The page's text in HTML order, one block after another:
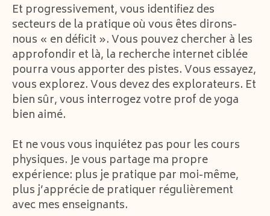
Et progressivement, vous identifiez des
secteurs de la pratique où vous êtes dirons-
nous « en déficit ». Vous pouvez chercher à les
approfondir et là, la recherche internet ciblée
pourra vous apporter des pistes. Vous essayez,
vous explorez. Vous devez des explorateurs. Et
bien sûr, vous interrogez votre prof de yoga
bien aimé.
Et ne vous vous inquiétez pas pour les cours
physiques. Je vous partage ma propre
expérience: plus je pratique par moi-même,
plus j’apprécie de pratiquer régulièrement
avec mes enseignants.